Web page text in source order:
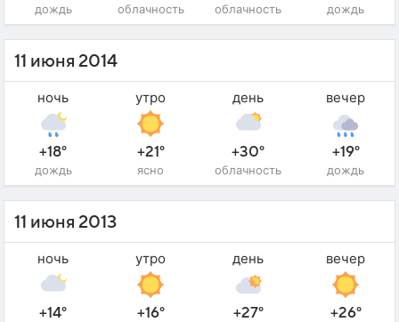
дождь облачность облачность дождь
11 июня 2014
ночь
+18°
дождь
утро
+21°
ясно
день
+30°
облачность
вечер
+19°
дождь
11 июня 2013
ночь
+14°
утро
+16°
день
+27°
вечер
+26°